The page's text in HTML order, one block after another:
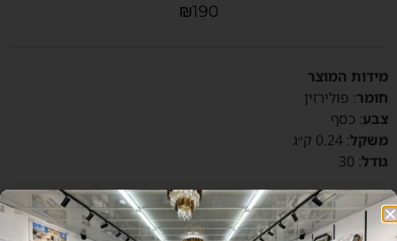
₪190
מידות המוצר
חומר: פולירזין
צבע: כסף
משקל: 0.24 ק״ג
גודל:
30
4 במלאי